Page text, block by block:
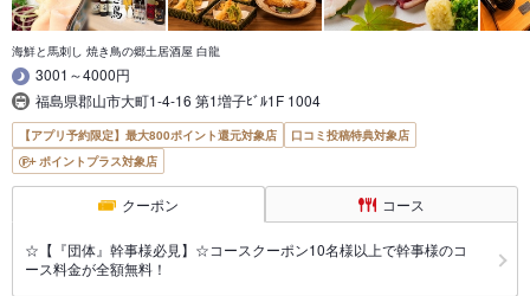
海鮮と馬刺し 焼き鳥の郷土居酒屋 白龍
3001～4000円
福島県郡山市大町1-4-16 第1増子ﾋﾞﾙ1F 1004
【アプリ予約限定】最大800ポイント還元対象店
口コミ投稿特典対象店
ポイントプラス対象店
クーポン コース
☆【『団体』幹事様必見】☆コースクーポン10名様以上で幹事様のコ
ース料金が全額無料！